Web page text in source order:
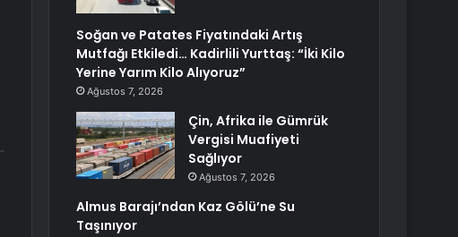
Soğan ve Patates Fiyatındaki Artış
Mutfağı Etkiledi… Kadirlili Yurttaş: “İki Kilo
Yerine Yarım Kilo Alıyoruz”
Ağustos 7, 2026
Çin, Afrika ile Gümrük
Vergisi Muafiyeti
Sağlıyor
Ağustos 7, 2026
Almus Barajı’ndan Kaz Gölü’ne Su
Taşınıyor